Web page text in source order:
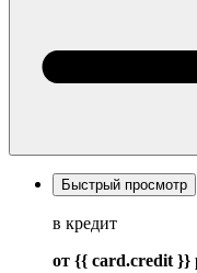
Быстрый просмотр
в кредит
от {{ card.credit }}